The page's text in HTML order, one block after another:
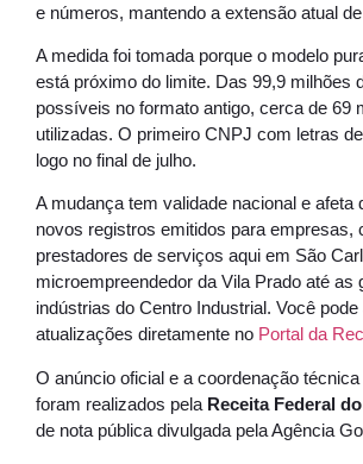
e números, mantendo a extensão atual de
A medida foi tomada porque o modelo
está próximo do limite. Das 99,9 milhões
possíveis no formato antigo, cerca de 69
utilizadas. O primeiro CNPJ com letras
logo no final de julho.
A mudança tem validade nacional e afeta
novos registros emitidos para empresas,
prestadores de serviços aqui em São
microempreendedor da Vila Prado até as
indústrias do Centro Industrial. Você
atualizações diretamente no Portal da
O anúncio oficial e a coordenação
foram realizados pela Receita Federal
de nota pública divulgada pela Agência